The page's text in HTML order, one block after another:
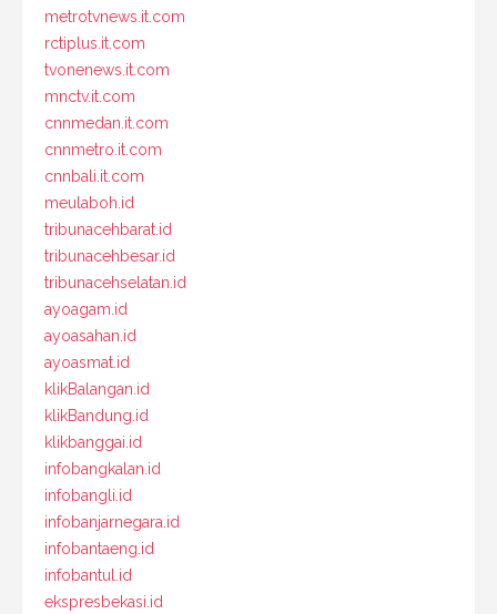
metrotvnews.it.com
rctiplus.it.com
tvonenews.it.com
mnctv.it.com
cnnmedan.it.com
cnnmetro.it.com
cnnbali.it.com
meulaboh.id
tribunacehbarat.id
tribunacehbesar.id
tribunacehselatan.id
ayoagam.id
ayoasahan.id
ayoasmat.id
klikBalangan.id
klikBandung.id
klikbanggai.id
infobangkalan.id
infobangli.id
infobanjarnegara.id
infobantaeng.id
infobantul.id
ekspresbekasi.id